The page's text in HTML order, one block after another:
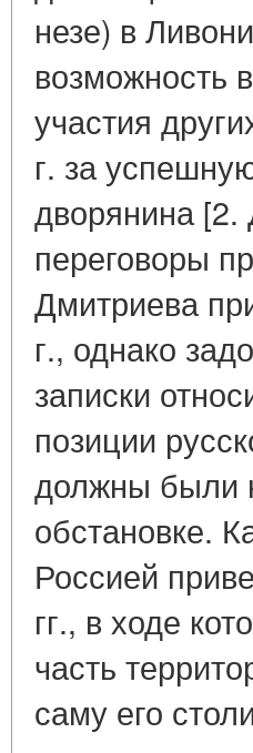
незе) в
возможность
участия
г. за
дворянина
переговоры
Дмитриева
г., однако
записки
позиции
должны были
обстановке.
Россией
гг., в ходе
часть
саму его